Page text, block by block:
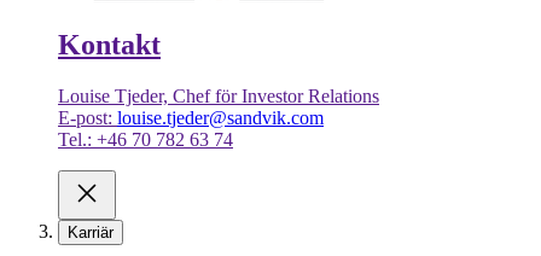
Kontakt
Louise Tjeder, Chef för Investor Relations
E-post: louise.tjeder@sandvik.com
Tel.: +46 70 782 63 74
Karriär